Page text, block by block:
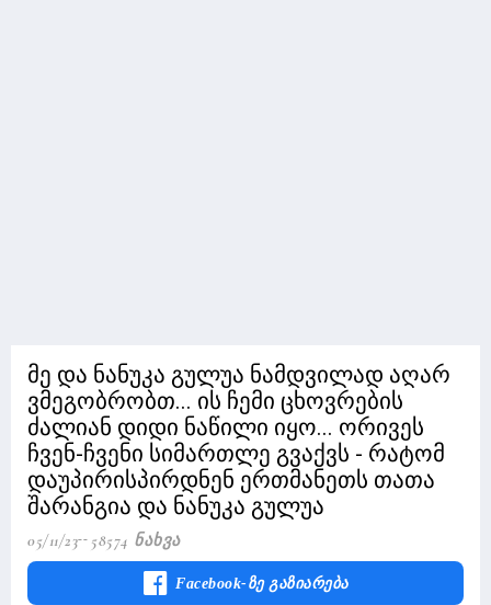
მე და ნანუკა გულუა ნამდვილად აღარ
ვმეგობრობთ... ის ჩემი ცხოვრების
ძალიან დიდი ნაწილი იყო... ორივეს
ჩვენ-ჩვენი სიმართლე გვაქვს - რატომ
დაუპირისპირდნენ ერთმანეთს თათა
შარანგია და ნანუკა გულუა
05/11/23 58574 Ნახვა
Facebook-Ზე Გაზიარება